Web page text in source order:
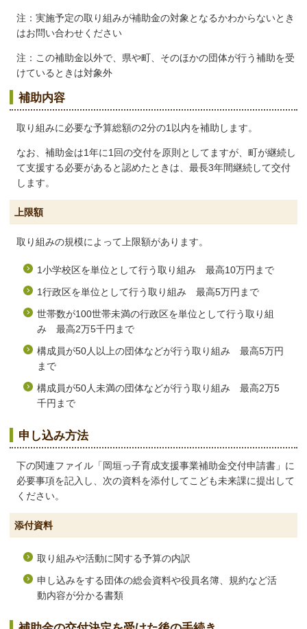
注：実施予定の取り組みが補助金の対象となるかわからないとき
はお問い合わせください
注：この補助金以外で、県や町、そのほかの団体が行う補助を受
けているときは対象外
補助内容
取り組みに必要な予算総額の2分の1以内を補助します。
なお、補助金は1年に1回の交付を原則としてますが、町が継続し
て支援する必要があると認めたときは、最長3年間継続して交付
します。
上限額
取り組みの規模によって上限額があります。
1小学校区を単位として行う取り組み 最高10万円まで
1行政区を単位として行う取り組み 最高5万円まで
世帯数が100世帯未満の行政区を単位として行う取り組
み 最高2万5千円まで
構成員が50人以上の団体などが行う取り組み 最高5万円
まで
構成員が50人未満の団体などが行う取り組み 最高2万5
千円まで
申し込み方法
下の関連ファイル「岡垣っ子育成支援事業補助金交付申請書」に
必要事項を記入し、次の資料を添付してこども未来課に提出して
ください。
添付資料
取り組みや活動に関する予算の内訳
申し込みをする団体の総会資料や役員名簿、規約など活
動内容が分かる書類